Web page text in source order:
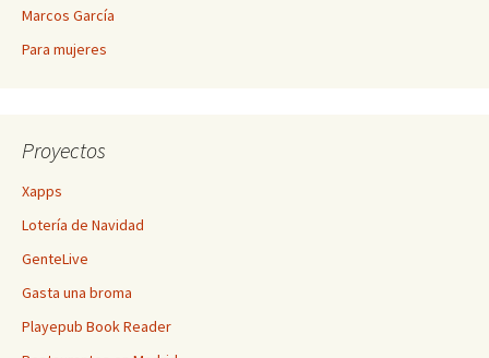
Marcos García
Para mujeres
Proyectos
Xapps
Lotería de Navidad
GenteLive
Gasta una broma
Playepub Book Reader